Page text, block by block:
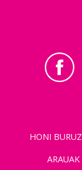
HONI BURUZ
ARAUAK